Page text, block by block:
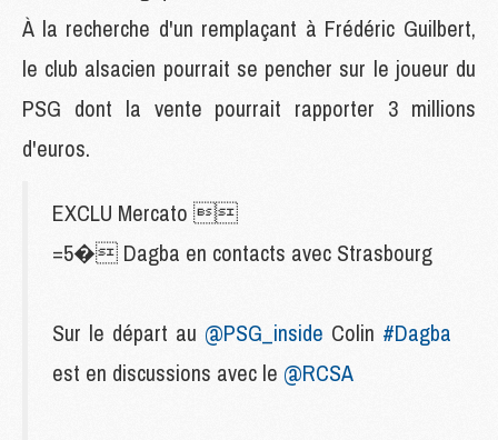
À la recherche d'un remplaçant à Frédéric Guilbert,
le club alsacien pourrait se pencher sur le joueur du
PSG dont la vente pourrait rapporter 3 millions
d'euros.
EXCLU Mercato 
=5� Dagba en contacts avec Strasbourg
Sur le départ au @PSG_inside Colin #Dagba
est en discussions avec le @RCSA